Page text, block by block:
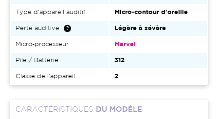
Type d'appareil auditif Micro-contour d'oreille
Perte auditive Légère à sévère
Micro-processeur Marvel
Pile / Batterie 312
Classe de l'appareil 2
CARACTÉRISTIQUES DU MODÈLE